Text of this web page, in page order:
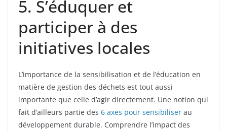
5. S’éduquer et
participer à des
initiatives locales
L’importance de la sensibilisation et de l’éducation en
matière de gestion des déchets est tout aussi
importante que celle d’agir directement. Une notion qui
fait d’ailleurs partie des 6 axes pour sensibiliser au
développement durable. Comprendre l’impact des